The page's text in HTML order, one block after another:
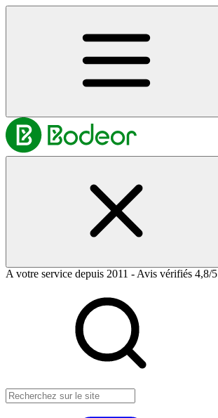
A votre service depuis 2011 - Avis vérifiés 4,8/5